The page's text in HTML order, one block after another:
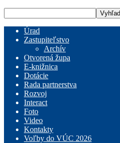
Úrad
Zastupiteľstvo
Archív
Otvorená župa
E-knižnica
Dotácie
Rada partnerstva
Rozvoj
Interact
Foto
Video
Kontakty
Voľby do VÚC 2026